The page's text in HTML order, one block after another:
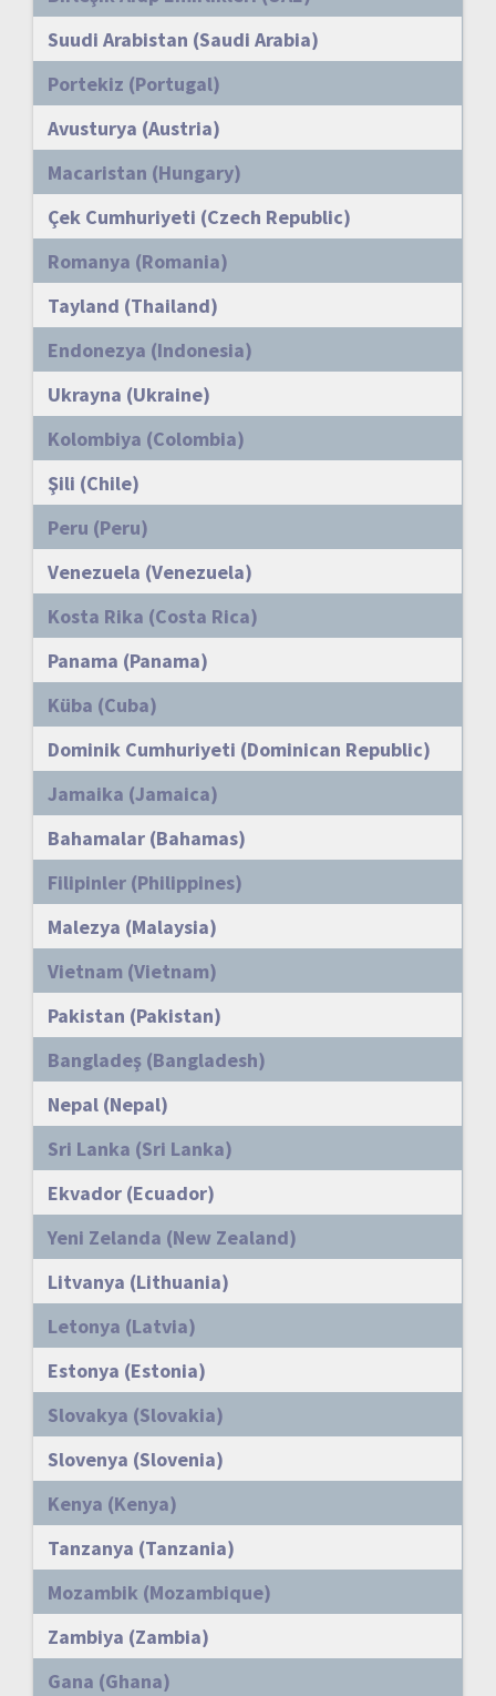
Suudi Arabistan (Saudi Arabia)
Portekiz (Portugal)
Avusturya (Austria)
Macaristan (Hungary)
Çek Cumhuriyeti (Czech Republic)
Romanya (Romania)
Tayland (Thailand)
Endonezya (Indonesia)
Ukrayna (Ukraine)
Kolombiya (Colombia)
Şili (Chile)
Peru (Peru)
Venezuela (Venezuela)
Kosta Rika (Costa Rica)
Panama (Panama)
Küba (Cuba)
Dominik Cumhuriyeti (Dominican Republic)
Jamaika (Jamaica)
Bahamalar (Bahamas)
Filipinler (Philippines)
Malezya (Malaysia)
Vietnam (Vietnam)
Pakistan (Pakistan)
Bangladeş (Bangladesh)
Nepal (Nepal)
Sri Lanka (Sri Lanka)
Ekvador (Ecuador)
Yeni Zelanda (New Zealand)
Litvanya (Lithuania)
Letonya (Latvia)
Estonya (Estonia)
Slovakya (Slovakia)
Slovenya (Slovenia)
Kenya (Kenya)
Tanzanya (Tanzania)
Mozambik (Mozambique)
Zambiya (Zambia)
Gana (Ghana)